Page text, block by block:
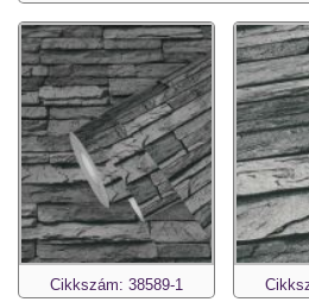
Cikkszám: 38589-1